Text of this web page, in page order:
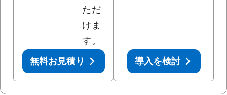
ただ
けま
す。
無料お見積り
導入を検討